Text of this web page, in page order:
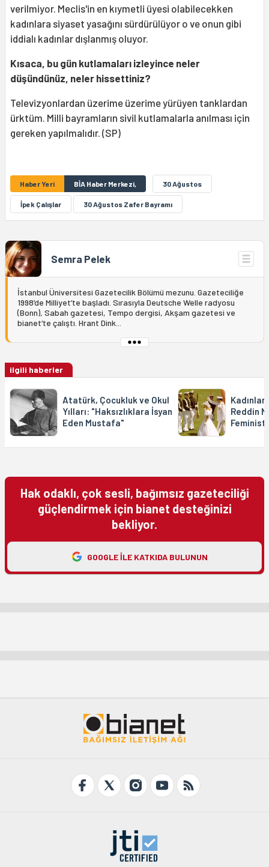
verilmiyor. Meclis'in en kıymetli üyesi olabilecekken
kadınlara siyaset yasağını sürdürülüyor o ve onun gibi
iddialı kadınlar dışlanmış oluyor.
Kısaca, bu gün kutlamaları izleyince neler
düşündünüz, neler hissettiniz?
Televizyonlardan üzerime üzerime yürüyen tanklardan
ürktüm. Milli bayramların sivil kutlamalarla anılması için
gereken yapılmalıdır. (SP)
Haber Yeri BİA Haber Merkezi, 30 Ağustos
İpek Çalışlar 30 Ağustos Zafer Bayramı
Semra Pelek
İstanbul Üniversitesi Gazetecilik Bölümü mezunu. Gazeteciliğe
1998’de Milliyet‘te başladı. Sırasıyla Deutsche Welle radyosu
(Bonn), Sabah gazetesi, Tempo dergisi, Akşam gazetesi ve
bianet‘te çalıştı. Hrant Dink...
ilgili haberler
Atatürk, Çocukluk ve Okul
Yılları: "Haksızlıklara İsyan
Eden Mustafa"
Reddin
Feminist
Hak odaklı, çok sesli, bağımsız gazeteciliği
güçlendirmek için bianet desteğinizi
bekliyor.
GOOGLE ILE KATKIDA BULUNUN